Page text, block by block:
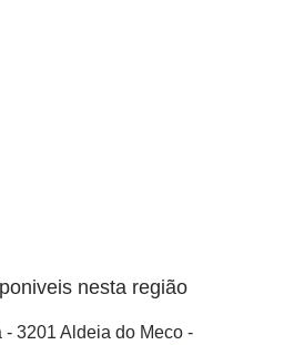
nesta região
- 3201 Aldeia do Meco -